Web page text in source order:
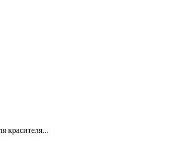
красителя...